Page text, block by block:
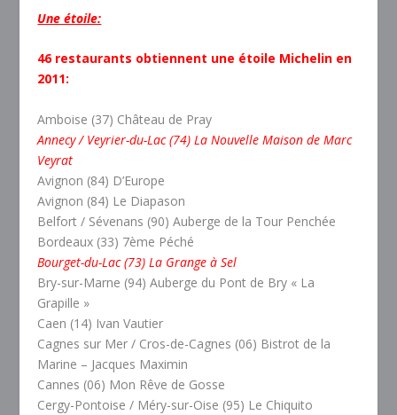
Une étoile:
46 restaurants obtiennent une étoile Michelin en
2011:
Amboise (37) Château de Pray
Annecy / Veyrier-du-Lac (74) La Nouvelle Maison de Marc
Veyrat
Avignon (84) D’Europe
Avignon (84) Le Diapason
Belfort / Sévenans (90) Auberge de la Tour Penchée
Bordeaux (33) 7ème Péché
Bourget-du-Lac (73) La Grange à Sel
Bry-sur-Marne (94) Auberge du Pont de Bry « La
Grapille »
Caen (14) Ivan Vautier
Cagnes sur Mer / Cros-de-Cagnes (06) Bistrot de la
Marine – Jacques Maximin
Cannes (06) Mon Rêve de Gosse
Cergy-Pontoise / Méry-sur-Oise (95) Le Chiquito